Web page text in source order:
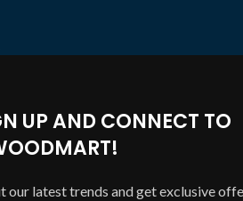
UP AND CONNECT TO
our latest trends and get exclusive